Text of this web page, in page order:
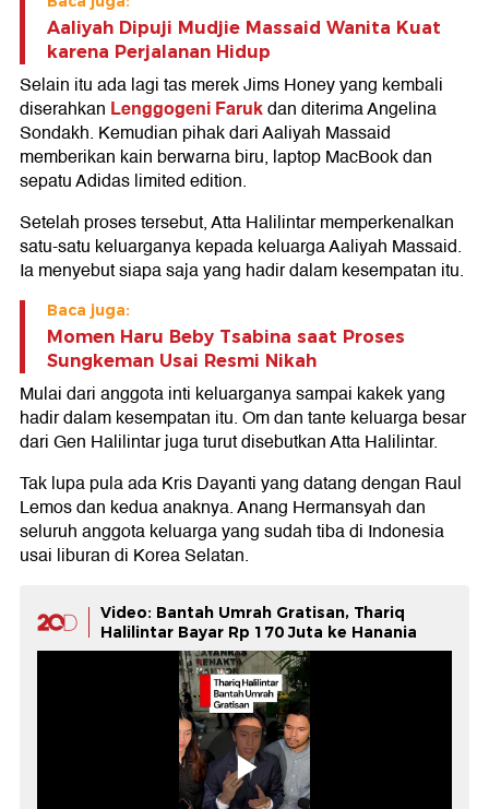
Aaliyah Dipuji Mudjie Massaid Wanita Kuat
karena Perjalanan Hidup
Selain itu ada lagi tas merek Jims Honey yang kembali
diserahkan Lenggogeni Farukdan diterima Angelina
Sondakh. Kemudian pihak dari Aaliyah Massaid
memberikan kain berwarna biru, laptop MacBook dan
sepatu Adidas limited edition.
Setelah proses tersebut, Atta Halilintar memperkenalkan
satu-satu keluarganya kepada keluarga Aaliyah Massaid.
Ia menyebut siapa saja yang hadir dalam kesempatan itu.
Baca juga:
Momen Haru Beby Tsabina saat Proses
Sungkeman Usai Resmi Nikah
Mulai dari anggota inti keluarganya sampai kakek yang
hadir dalam kesempatan itu. Om dan tante keluarga besar
dari Gen Halilintar juga turut disebutkan Atta Halilintar.
Tak lupa pula ada Kris Dayanti yang datang dengan Raul
Lemos dan kedua anaknya. Anang Hermansyah dan
seluruh anggota keluarga yang sudah tiba di Indonesia
usai liburan di Korea Selatan.
Video: Bantah Umrah Gratisan, Thariq
Halilintar Bayar Rp 170 Juta ke Hanania